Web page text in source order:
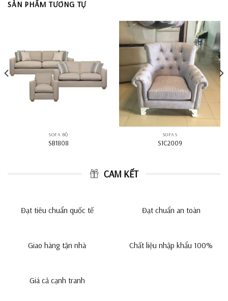
SẢN PHẨM TƯƠNG TỰ
SOFA BỘ
SB1808
SOFAS
S1C2009
CAM KẾT
Đạt tiêu chuẩn quốc tế Đạt chuẩn an toàn
Giao hàng tận nhà Chất liệu nhập khẩu 100%
Giá cả cạnh tranh